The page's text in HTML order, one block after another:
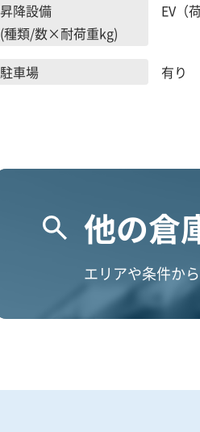
昇降設備
(種類/数×耐荷重kg)
EV（
駐車場 有り
他の倉
エリアや条件か